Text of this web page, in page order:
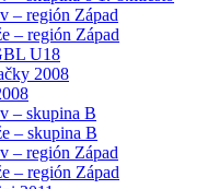
– región Západ
– región Západ
U18
2008
– skupina B
– skupina B
– región Západ
– región Západ